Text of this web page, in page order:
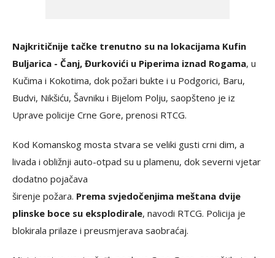
Najkritičnije tačke trenutno su na lokacijama Kufin
Buljarica - Čanj, Đurkovići u Piperima iznad Rogama, u
Kučima i Kokotima, dok požari bukte i u Podgorici, Baru,
Budvi, Nikšiću, Šavniku i Bijelom Polju, saopšteno je iz
Uprave policije Crne Gore, prenosi RTCG.
Kod Komanskog mosta stvara se veliki gusti crni dim, a
livada i obližnji auto-otpad su u plamenu, dok severni vjetar
dodatno pojačava
širenje požara. Prema svjedočenjima meštana dvije
plinske boce su eksplodirale, navodi RTCG. Policija je
blokirala prilaze i preusmjerava saobraćaj.